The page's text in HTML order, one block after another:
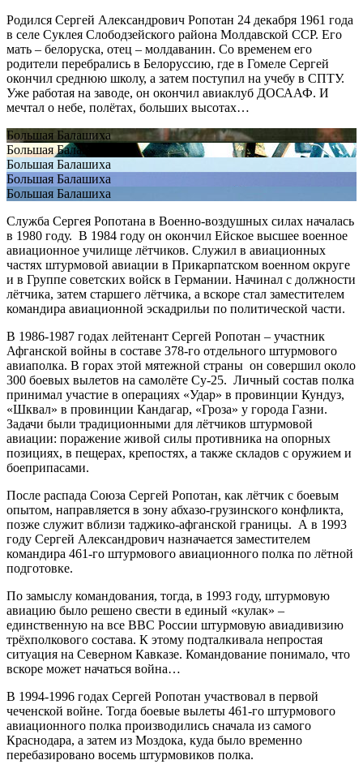
Родился Сергей Александрович Ропотан 24 декабря 1961 года
в селе Суклея Слободзейского района Молдавской ССР. Его
мать – белоруска, отец – молдаванин. Со временем его
родители перебрались в Белоруссию, где в Гомеле Сергей
окончил среднюю школу, а затем поступил на учебу в СПТУ.
Уже работая на заводе, он окончил авиаклуб ДОСААФ. И
мечтал о небе, полётах, больших высотах…
Большая Балашиха
Большая Балашиха
Большая Балашиха
Большая Балашиха
Большая Балашиха
Служба Сергея Ропотана в Военно-воздушных силах началась
в 1980 году. В 1984 году он окончил Ейское высшее военное
авиационное училище лётчиков. Служил в авиационных
частях штурмовой авиации в Прикарпатском военном округе
и в Группе советских войск в Германии. Начинал с должности
лётчика, затем старшего лётчика, а вскоре стал заместителем
командира авиационной эскадрильи по политической части.
В 1986-1987 годах лейтенант Сергей Ропотан – участник
Афганской войны в составе 378-го отдельного штурмового
авиаполка. В горах этой мятежной страны он совершил около
300 боевых вылетов на самолёте Су-25. Личный состав полка
принимал участие в операциях «Удар» в провинции Кундуз,
«Шквал» в провинции Кандагар, «Гроза» у города Газни.
Задачи были традиционными для лётчиков штурмовой
авиации: поражение живой силы противника на опорных
позициях, в пещерах, крепостях, а также складов с оружием и
боеприпасами.
После распада Союза Сергей Ропотан, как лётчик с боевым
опытом, направляется в зону абхазо-грузинского конфликта,
позже служит вблизи таджико-афганской границы. А в 1993
году Сергей Александрович назначается заместителем
командира 461-го штурмового авиационного полка по лётной
подготовке.
По замыслу командования, тогда, в 1993 году, штурмовую
авиацию было решено свести в единый «кулак» –
единственную на все ВВС России штурмовую авиадивизию
трёхполкового состава. К этому подталкивала непростая
ситуация на Северном Кавказе. Командование понимало, что
вскоре может начаться война…
В 1994-1996 годах Сергей Ропотан участвовал в первой
чеченской войне. Тогда боевые вылеты 461-го штурмового
авиационного полка производились сначала из самого
Краснодара, а затем из Моздока, куда было временно
перебазировано восемь штурмовиков полка.